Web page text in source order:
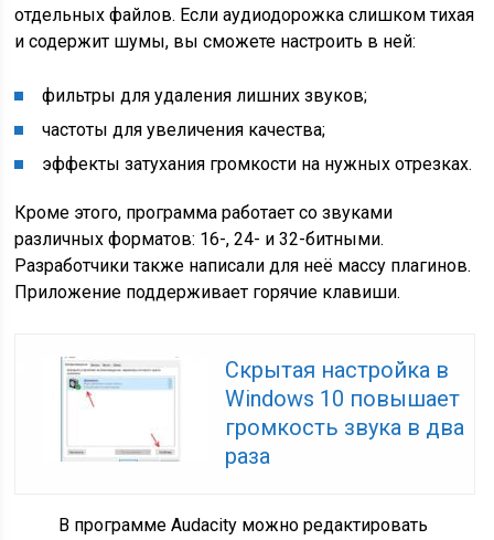
отдельных файлов. Если аудиодорожка слишком тихая
и содержит шумы, вы сможете настроить в ней:
фильтры для удаления лишних звуков;
частоты для увеличения качества;
эффекты затухания громкости на нужных отрезках.
Кроме этого, программа работает со звуками
различных форматов: 16-, 24- и 32-битными.
Разработчики также написали для неё массу плагинов.
Приложение поддерживает горячие клавиши.
Скрытая настройка в
Windows 10 повышает
громкость звука в два
раза
В программе Audacity можно редактировать